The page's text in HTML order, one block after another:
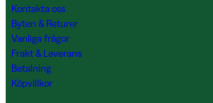
Kontakta oss
Byten & Returer
Vanliga frågor
Frakt & Leverans
Betalning
Köpvillkor